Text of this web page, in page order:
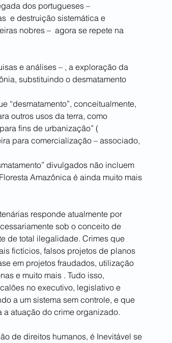
dos portugueses –
e destruição sistemática e
nobres –  agora se repete na
e análises – , a exploração da
substituindo o desmatamento
“desmatamento”, conceitualmente,
outros usos da terra, como
fins de urbanização” (
para comercialização – associado,
divulgados não incluem
Amazônica é ainda muito mais
responde atualmente por
sob o conceito de
de total ilegalidade. Crimes que
fictícios, falsos projetos de planos
em projetos fraudados, utilização
e muito mais . Tudo isso,
no executivo, legislativo e
a um sistema sem controle, e que
a atuação do crime organizado.
de direitos humanos, é Inevitável se